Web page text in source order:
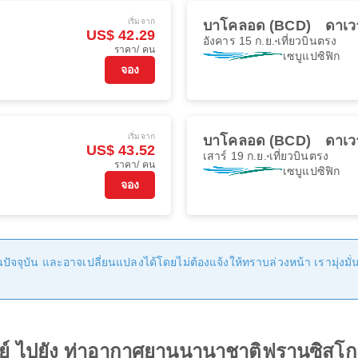
เริ่มจาก
US$ 42.29
ราคา/ คน
จอง
บาโคลอด (BCD) ดาเ
อังคาร 15 ก.ย. เที่ยวบินตรง
เซบูแปซิฟิก
เริ่มจาก
US$ 43.52
ราคา/ คน
จอง
บาโคลอด (BCD) ดาเ
เสาร์ 19 ก.ย. เที่ยวบินตรง
เซบูแปซิฟิก
จจุบัน และอาจเปลี่ยนแปลงได้โดยไม่ต้องแจ้งให้ทราบล่วงหน้า เรามุ่ง
ไปยัง ท่าอากาศยานนานาชาติฟรานซิสโ